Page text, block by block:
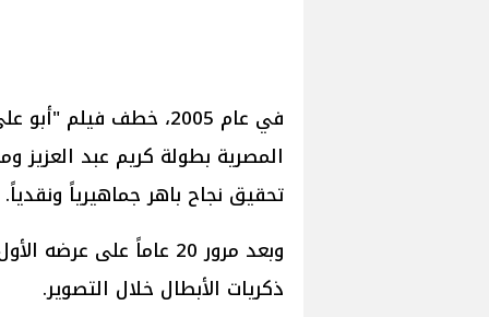
في عام 2005، خطف
المصرية بطولة كريم عبد العزيز
تحقيق نجاح باهر جماهيرياً ونقدياً.
وبعد مرور 20 عاماً على
ذكريات الأبطال خلال التصوير.